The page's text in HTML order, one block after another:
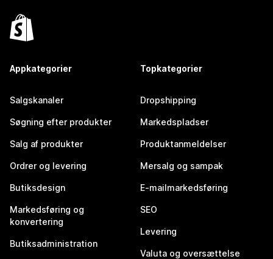
Appkategorier
Salgskanaler
Søgning efter produkter
Salg af produkter
Ordrer og levering
Butiksdesign
Markedsføring og
konvertering
Butiksadministration
Topkategorier
Dropshipping
Markedspladser
Produktanmeldelser
Mersalg og sampak
E-mailmarkedsføring
SEO
Levering
Valuta og oversættelse